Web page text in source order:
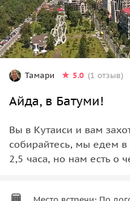
Тамари 5.0 (1 отзыв)
Айда, в Батуми!
Вы в Кутаиси и вам
собирайтесь, мы едем в
2,5 часа, но нам есть о